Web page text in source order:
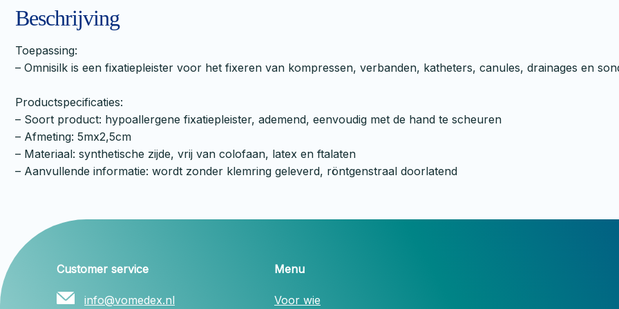
Beschrijving
Toepassing:
– Omnisilk is een fixatiepleister voor het fixeren van kompressen, verbanden, katheters, canules, drainages en
Productspecificaties:
– Soort product: hypoallergene fixatiepleister, ademend, eenvoudig met de hand te scheuren
– Afmeting: 5mx2,5cm
– Materiaal: synthetische zijde, vrij van colofaan, latex en ftalaten
– Aanvullende informatie: wordt zonder klemring geleverd, röntgenstraal doorlatend
Customer service
info@vomedex.nl
Menu
Voor wie